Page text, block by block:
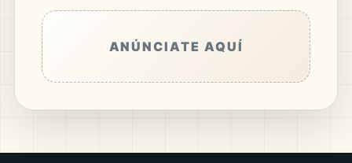
ANÚNCIATE AQUÍ